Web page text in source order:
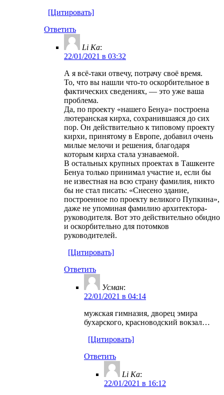
[Цитировать]
Ответить
Li Ka:
22/01/2021 в 03:32
А я всё-таки отвечу, потрачу своё время.
То, что вы нашли что-то оскорбительное в
фактических сведениях, — это уже ваша
проблема.
Да, по проекту «нашего Бенуа» построена
лютеранская кирха, сохранившаяся до сих
пор. Он действительно к типовому проекту
кирхи, принятому в Европе, добавил очень
милые мелочи и решения, благодаря
которым кирха стала узнаваемой.
В остальных крупных проектах в Ташкенте
Бенуа только принимал участие и, если бы
не известная на всю страну фамилия, никто
бы не стал писать: «Снесено здание,
построенное по проекту великого Пупкина»,
даже не упоминая фамилию архитектора-
руководителя. Вот это действительно обидно
и оскорбительно для потомков
руководителей.
[Цитировать]
Ответить
Усман:
22/01/2021 в 04:14
мужская гимназия, дворец эмира
бухарского, красноводский вокзал…
[Цитировать]
Ответить
Li Ka:
22/01/2021 в 16:12